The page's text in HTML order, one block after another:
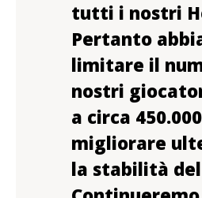
tutti i nostri
Pertanto
limitare il
nostri
a circa
migliorare
la stabilità